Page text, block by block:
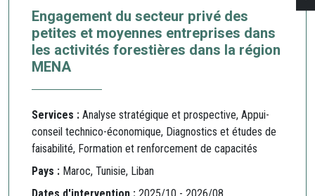
Engagement du secteur privé des
petites et moyennes entreprises dans
les activités forestières dans la région
MENA
Services : Analyse stratégique et prospective, Appui-
conseil technico-économique, Diagnostics et études de
faisabilité, Formation et renforcement de capacités
Pays : Maroc, Tunisie, Liban